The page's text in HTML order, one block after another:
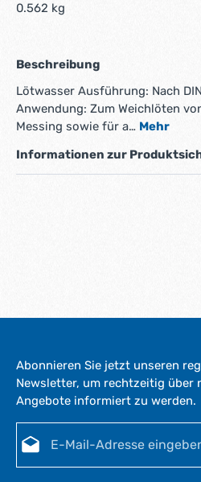
0.562 kg
Beschreibung
Lötwasser Ausführung: Nach DIN
Anwendung: Zum Weichlöten
Messing sowie für a… Mehr
Informationen zur
Abonnieren Sie jetzt unseren
Newsletter, um rechtzeitig über
Angebote informiert zu werden.